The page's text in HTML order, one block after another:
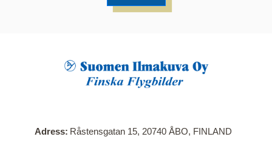
Här visas en karta över bilder med kända
Adress Råstensgatan 15, 20740 ÅBO, FINLAND